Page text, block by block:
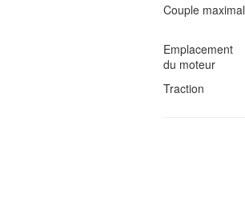
Couple maximal
Emplacement
du moteur
Traction